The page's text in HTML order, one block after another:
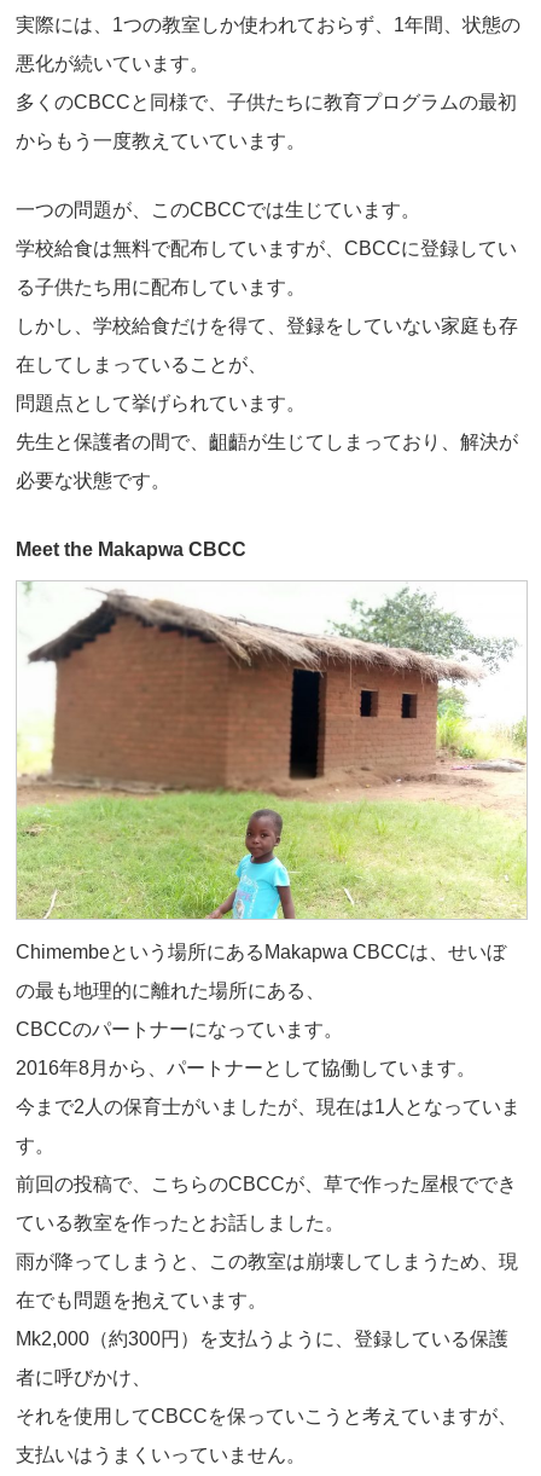
実際には、1つの教室しか使われておらず、1年間、状態の
悪化が続いています。
多くのCBCCと同様で、子供たちに教育プログラムの最初
からもう一度教えていています。
一つの問題が、このCBCCでは生じています。
学校給食は無料で配布していますが、CBCCに登録してい
る子供たち用に配布しています。
しかし、学校給食だけを得て、登録をしていない家庭も存
在してしまっていることが、
問題点として挙げられています。
先生と保護者の間で、齟齬が生じてしまっており、解決が
必要な状態です。
Meet the Makapwa CBCC
Chimembeという場所にあるMakapwa CBCCは、せいぼ
の最も地理的に離れた場所にある、
CBCCのパートナーになっています。
2016年8月から、パートナーとして協働しています。
今まで2人の保育士がいましたが、現在は1人となっていま
す。
前回の投稿で、こちらのCBCCが、草で作った屋根ででき
ている教室を作ったとお話しました。
雨が降ってしまうと、この教室は崩壊してしまうため、現
在でも問題を抱えています。
Mk2,000（約300円）を支払うように、登録している保護
者に呼びかけ、
それを使用してCBCCを保っていこうと考えていますが、
支払いはうまくいっていません。